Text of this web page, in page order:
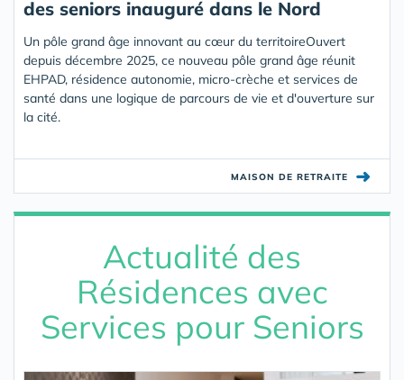
des seniors inauguré dans le Nord
Un pôle grand âge innovant au cœur du territoireOuvert
depuis décembre 2025, ce nouveau pôle grand âge réunit
EHPAD, résidence autonomie, micro-crèche et services de
santé dans une logique de parcours de vie et d'ouverture sur
la cité.
MAISON DE RETRAITE ➜
Actualité des
Résidences avec
Services pour Seniors